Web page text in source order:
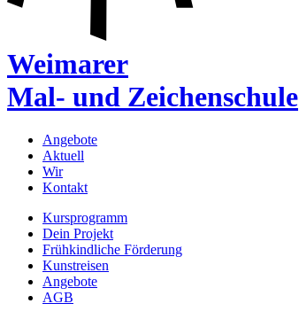
Weimarer
Mal- und Zeichenschule
Angebote
Aktuell
Wir
Kontakt
Kursprogramm
Dein Projekt
Frühkindliche Förderung
Kunstreisen
Angebote
AGB